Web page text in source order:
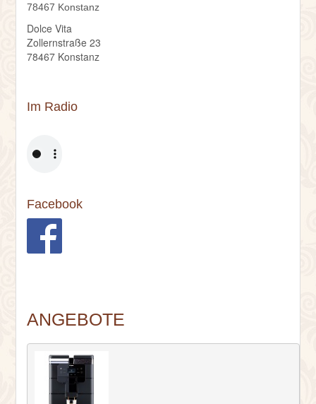
78467 Konstanz
Dolce Vita
Zollernstraße 23
78467 Konstanz
Im Radio
Facebook
ANGEBOTE